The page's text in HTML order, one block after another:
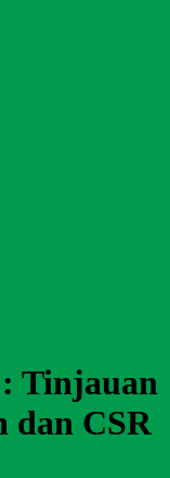
Tinjauan
dan CSR